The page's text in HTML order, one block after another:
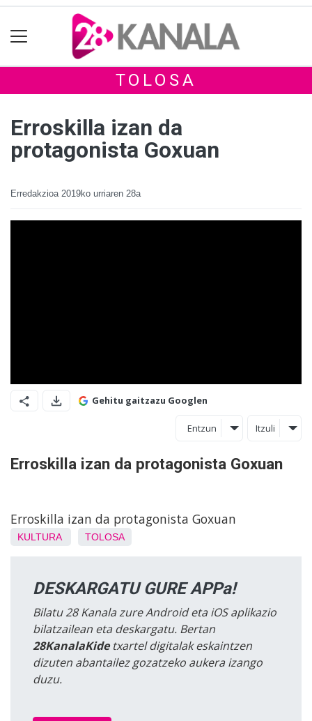
TOLOSA
Erroskilla izan da
protagonista Goxuan
Erredakzioa 2019ko urriaren 28a
Gehitu gaitzazu Googlen
Entzun Itzuli
Erroskilla izan da protagonista Goxuan
Erroskilla izan da protagonista Goxuan
KULTURA TOLOSA
DESKARGATU GURE APPa!
Bilatu 28 Kanala zure Android eta iOS aplikazio
bilatzailean eta deskargatu. Bertan
28KanalaKidetxartel digitalak eskaintzen
dizuten abantailez gozatzeko aukera izango
duzu.